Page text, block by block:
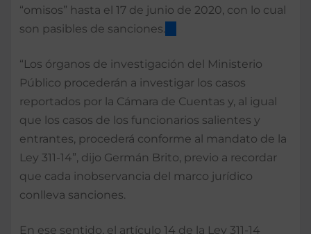
“omisos” hasta el 17 de junio de 2020, con lo cual
son pasibles de sanciones.
“Los órganos de investigación del Ministerio
Público procederán a investigar los casos
reportados por la Cámara de Cuentas y, al igual
que los casos de los funcionarios salientes y
entrantes, procederá conforme al mandato de la
Ley 311-14”, dijo Germán Brito, previo a recordar
que cada inobservancia del marco jurídico
conlleva sanciones.
En ese sentido, el artículo 14 de la Ley 311-14